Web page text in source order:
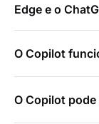
Edge e o
O Copilot
O Copilot